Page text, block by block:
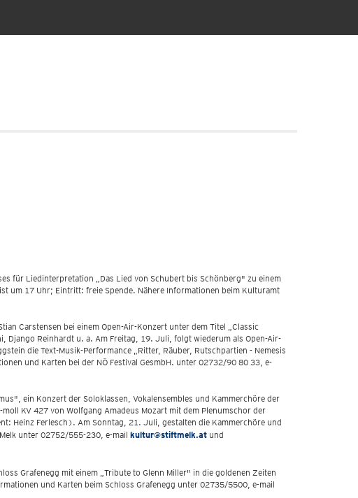
für Liedinterpretation „Das Lied von Schubert bis Schönberg" zu einem
um 17 Uhr; Eintritt: freie Spende. Nähere Informationen beim Kulturamt
Carstensen bei einem Open-Air-Konzert unter dem Titel „Classic
Reinhardt u. a. Am Freitag, 19. Juli, folgt wiederum als Open-Air-
die Text-Musik-Performance „Ritter, Räuber, Rutschpartien - Nemesis
und Karten bei der NÖ Festival GesmbH. unter 02732/90 80 33, e-
ein Konzert der Soloklassen, Vokalensembles und Kammerchöre der
KV 427 von Wolfgang Amadeus Mozart mit dem Plenumschor der
Heinz Ferlesch). Am Sonntag, 21. Juli, gestalten die Kammerchöre und
unter 02752/555-230, e-mail kultur@stiftmelk.at und
Grafenegg mit einem „Tribute to Glenn Miller" in die goldenen Zeiten
und Karten beim Schloss Grafenegg unter 02735/5500, e-mail